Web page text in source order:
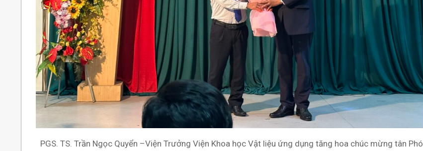
PGS. TS. Trần Ngọc Quyển –Viện Trưởng Viện Khoa học Vật liệu ứng dụng tăng hoa chúc mừng tân Phó